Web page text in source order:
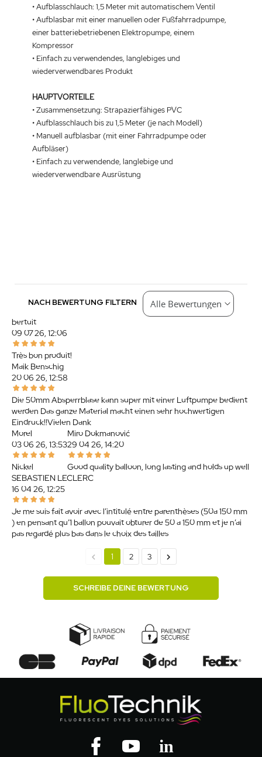
•Aufblasschlauch: 1,5 Meter mit automatischem Ventil
• Aufblasbar mit einer manuellen oder Fußfahrradpumpe,
einer batteriebetriebenen Elektropumpe, einem
Kompressor
• Einfach zu verwendendes, langlebiges und
wiederverwendbares Produkt
HAUPTVORTEILE
• Zusammensetzung: Strapazierfähiges PVC
• Aufblasschlauch bis zu 1,5 Meter (je nach Modell)
• Manuell aufblasbar (mit einer Fahrradpumpe oder
Aufbläser)
• Einfach zu verwendende, langlebige und
wiederverwendbare Ausrüstung
NACH BEWERTUNG FILTERN
bertuit
09.07.26, 12:06
Très bon produit!
Maik Benschig
20.06.26, 12:58
Die 50mm Absperrblase kann super mit einer Luftpumpe bedient
werden.Das ganze Material macht einen sehr hochwertigen
Eindruck!!Vielen Dank
Morel
03.06.26, 13:53
Nickel
Miro Dokmanović
29.04.26, 14:20
Good quality balloon, long lasting and holds up well
SEBASTIEN LECLERC
16.04.26, 12:25
Je me suis fait avoir avec l’intitulé entre parenthèses (50a 150 mm
) en pensant qu’1 ballon pouvait obturer de 50 a 150 mm et je n’ai
pas regardé plus bas dans le choix des tailles.
chevron_left 1 2 3 chevron_right
SCHREIBE DEINE BEWERTUNG